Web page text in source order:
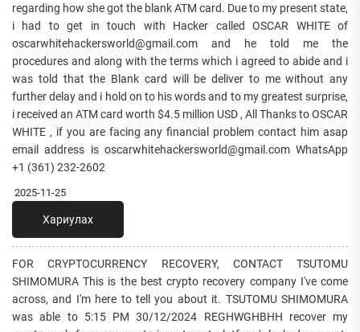
regarding how she got the blank ATM card. Due to my present state,
i had to get in touch with Hacker called OSCAR WHITE of
oscarwhitehackersworld@gmail.com and he told me the
procedures and along with the terms which i agreed to abide and i
was told that the Blank card will be deliver to me without any
further delay and i hold on to his words and to my greatest surprise,
i received an ATM card worth $4.5 million USD , All Thanks to OSCAR
WHITE , if you are facing any financial problem contact him asap
email address is oscarwhitehackersworld@gmail.com WhatsApp
+1 (361) 232-2602
2025-11-25
Хариулах
FOR CRYPTOCURRENCY RECOVERY, CONTACT TSUTOMU
SHIMOMURA This is the best crypto recovery company I've come
across, and I'm here to tell you about it. TSUTOMU SHIMOMURA
was able to 5:15 PM 30/12/2024 REGHWGHBHH recover my